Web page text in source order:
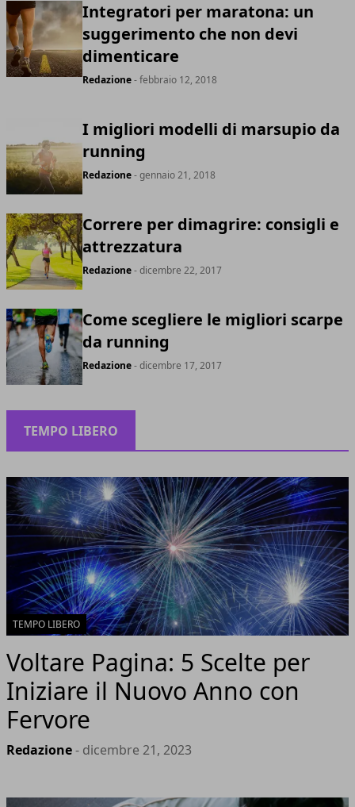
Integratori per maratona: un
suggerimento che non devi
dimenticare
Redazione- febbraio 12, 2018
I migliori modelli di marsupio da
running
Redazione- gennaio 21, 2018
Correre per dimagrire: consigli e
attrezzatura
Redazione- dicembre 22, 2017
Come scegliere le migliori scarpe
da running
Redazione- dicembre 17, 2017
TEMPO LIBERO
TEMPO LIBERO
Voltare Pagina: 5 Scelte per
Iniziare il Nuovo Anno con
Fervore
Redazione- dicembre 21, 2023